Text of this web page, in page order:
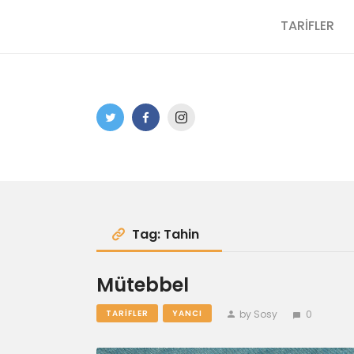
TARİFLER
Tag: Tahin
Mütebbel
TARIFLER YANCI by Sosy 0